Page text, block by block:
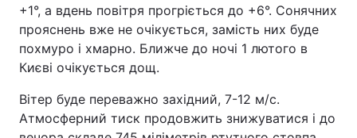
+1°, а вдень повітря прогріється до +6°. Сонячних
прояснень вже не очікується, замість них буде
похмуро і хмарно. Ближче до ночі 1 лютого в
Києві очікується дощ.
Вітер буде переважно західний, 7-12 м/с.
Атмосферний тиск продовжить знижуватися і до